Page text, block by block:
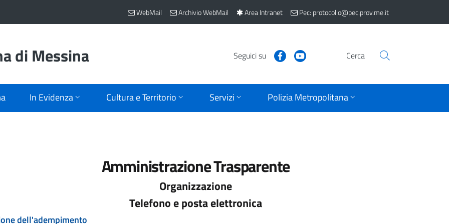
WebMail Archivio WebMail Area Intranet Pec: protocollo@pec.prov.me.it
di Messina Seguici su Cerca
In Evidenza Cultura e Territorio Servizi Polizia Metropolitana
Amministrazione Trasparente
Organizzazione
Telefono e posta elettronica
dell'adempimento